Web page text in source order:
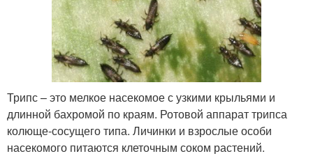
Трипс – это мелкое насекомое с узкими крыльями и
длинной бахромой по краям. Ротовой аппарат трипса
колюще-сосущего типа. Личинки и взрослые особи
насекомого питаются клеточным соком растений.